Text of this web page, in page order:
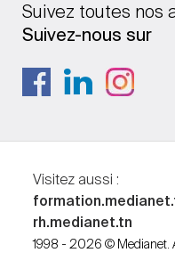
Suivez toutes nos
Suivez-nous sur
Visitez aussi :
rh.medianet.tn
1998 - 2026 © Medianet.